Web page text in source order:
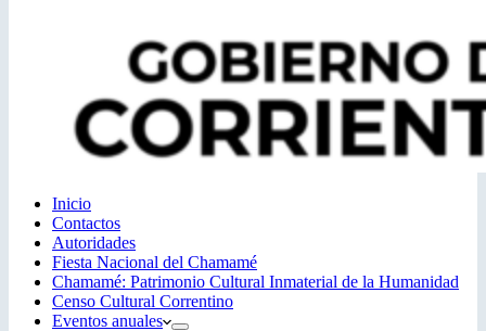
Inicio
Contactos
Autoridades
Fiesta Nacional del Chamamé
Chamamé: Patrimonio Cultural Inmaterial de la Humanidad
Censo Cultural Correntino
Eventos anuales